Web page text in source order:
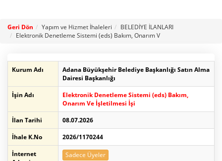
Geri Dön Yapım ve Hizmet İhaleleri
BELEDİYE İLANLARI
Elektronik Denetleme Sistemi (eds) Bakım, Onarım V
Kurum Adı
Adana Büyükşehir Belediye Başkanlığı Satın Alma
Dairesi Başkanlığı
İşin Adı
Elektronik Denetleme Sistemi (eds) Bakım,
Onarım Ve İşletilmesi İşi
İlan Tarihi
08.07.2026
İhale K.No
2026/1170244
İnternet
Sadece Üyeler